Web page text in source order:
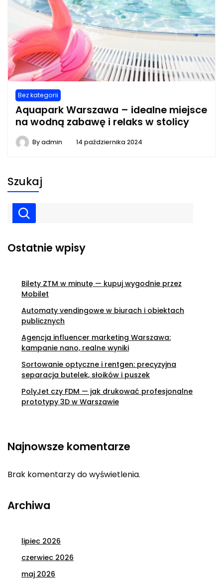
Bez kategorii
Aquapark Warszawa – idealne miejsce
na wodną zabawę i relaks w stolicy
Byadmin 14 października 2024
Szukaj
Ostatnie wpisy
Bilety ZTM w minutę — kupuj wygodnie przez
Mobilet
Automaty vendingowe w biurach i obiektach
publicznych
Agencja influencer marketing Warszawa:
kampanie nano, realne wyniki
Sortowanie optyczne i rentgen: precyzyjna
separacja butelek, słoików i puszek
PolyJet czy FDM — jak drukować profesjonalne
prototypy 3D w Warszawie
Najnowsze komentarze
Brak komentarzy do wyświetlenia.
Archiwa
lipiec 2026
czerwiec 2026
maj 2026